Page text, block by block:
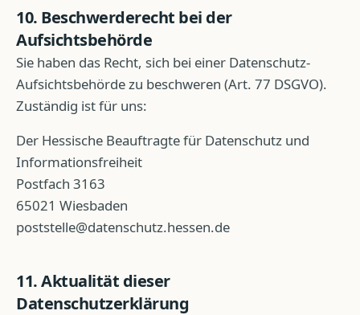
10. Beschwerderecht bei der
Aufsichtsbehörde
Sie haben das Recht, sich bei einer Datenschutz-
Aufsichtsbehörde zu beschweren (Art. 77 DSGVO).
Zuständig ist für uns:
Der Hessische Beauftragte für Datenschutz und
Informationsfreiheit
Postfach 3163
65021 Wiesbaden
poststelle@datenschutz.hessen.de
11. Aktualität dieser
Datenschutzerklärung